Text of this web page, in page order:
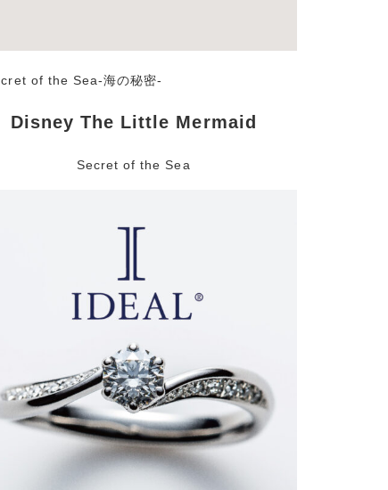
Disney The Little Mermaid
Secret of the Sea